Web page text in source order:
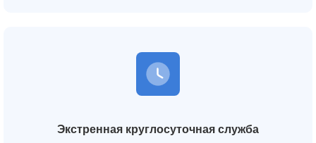
Экстренная круглосуточная служба